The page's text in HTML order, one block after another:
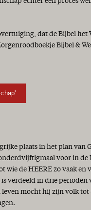
dat de Bijbel het
Bijbel &
plaats in het plan van
voor in de
wie de HEERE zo vaak en
verdeeld in drie perioden
mocht hij zijn volk tot